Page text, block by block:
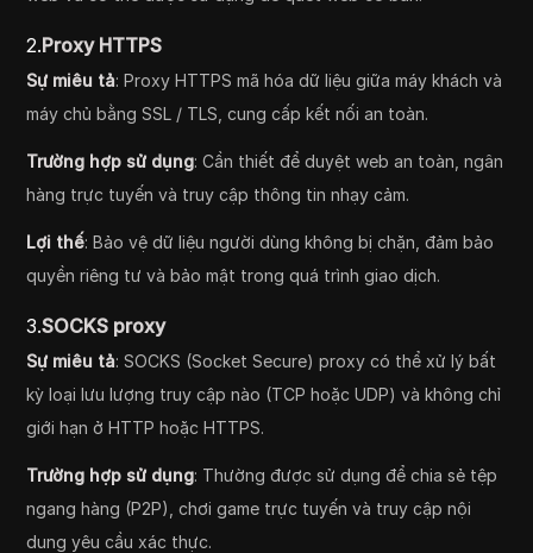
2.Proxy HTTPS
Sự miêu tả: Proxy HTTPS mã hóa dữ liệu giữa máy khách và
máy chủ bằng SSL / TLS, cung cấp kết nối an toàn.
Trường hợp sử dụng: Cần thiết để duyệt web an toàn, ngân
hàng trực tuyến và truy cập thông tin nhạy cảm.
Lợi thế: Bảo vệ dữ liệu người dùng không bị chặn, đảm bảo
quyền riêng tư và bảo mật trong quá trình giao dịch.
3.SOCKS proxy
Sự miêu tả: SOCKS (Socket Secure) proxy có thể xử lý bất
kỳ loại lưu lượng truy cập nào (TCP hoặc UDP) và không chỉ
giới hạn ở HTTP hoặc HTTPS.
Trường hợp sử dụng: Thường được sử dụng để chia sẻ tệp
ngang hàng (P2P), chơi game trực tuyến và truy cập nội
dung yêu cầu xác thực.